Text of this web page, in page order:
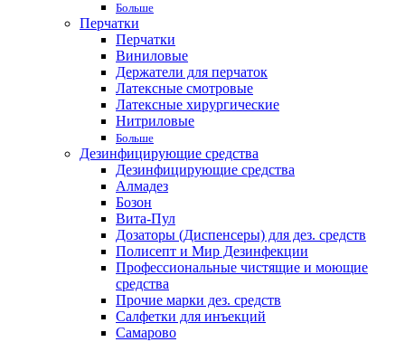
Больше
Перчатки
Перчатки
Виниловые
Держатели для перчаток
Латексные смотровые
Латексные хирургические
Нитриловые
Больше
Дезинфицирующие средства
Дезинфицирующие средства
Алмадез
Бозон
Вита-Пул
Дозаторы (Диспенсеры) для дез. средств
Полисепт и Мир Дезинфекции
Профессиональные чистящие и моющие
средства
Прочие марки дез. средств
Салфетки для инъекций
Самарово